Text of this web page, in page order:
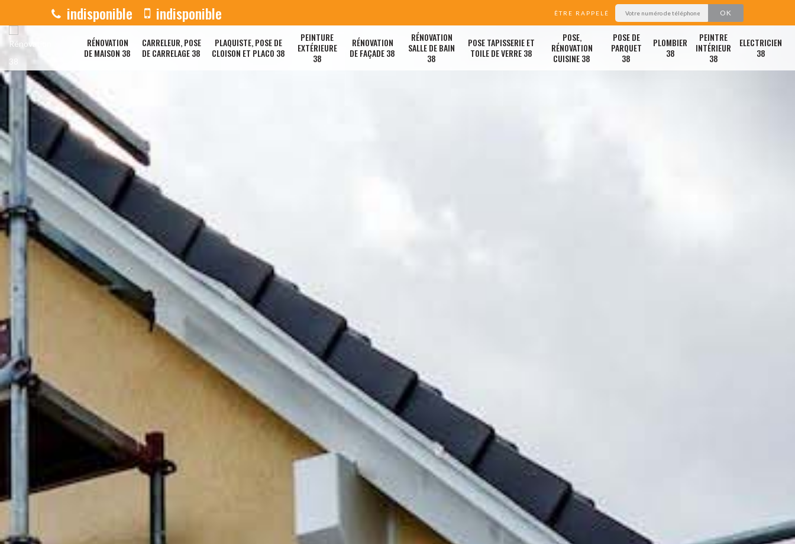
indisponible indisponible ÊTRE RAPPELÉ
RÉNOVATION
DE MAISON 38
CARRELEUR, POSE
DE CARRELAGE 38
PLAQUISTE, POSE DE
CLOISON ET PLACO 38
PEINTURE
EXTÉRIEURE
38
RÉNOVATION
DE FAÇADE 38
RÉNOVATION
SALLE DE BAIN
38
POSE TAPISSERIE ET
TOILE DE VERRE 38
POSE,
RÉNOVATION
CUISINE 38
POSE DE
PARQUET
38
PLOMBIER
38
PEINTRE
INTÉRIEUR
38
ELECTRICIEN
38